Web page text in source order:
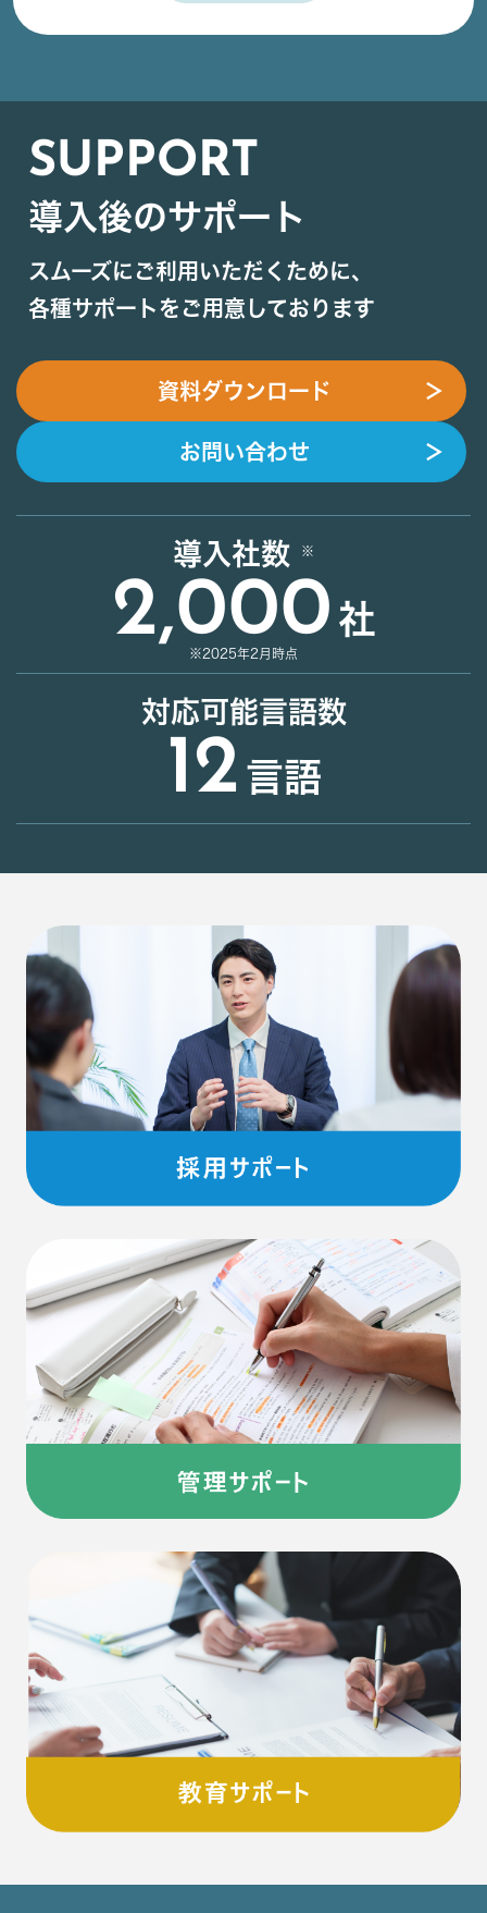
SUPPORT
導入後のサポート
スムーズにご利用いただくために、
各種サポートをご用意しております
資料ダウンロード ＞
お問い合わせ ＞
導入社数
2,000 社
※2025年2月時点
対応可能言語数
12 言語